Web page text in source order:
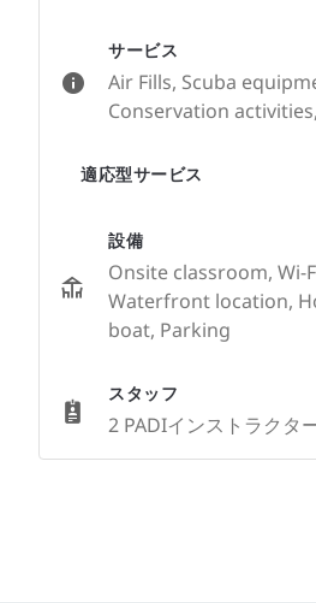
サービス
Air Fills, Scuba
Conservation
適応型サービス
設備
Onsite classroom, Wi-
Waterfront location,
boat, Parking
スタッフ
2 PADIインストラクタ